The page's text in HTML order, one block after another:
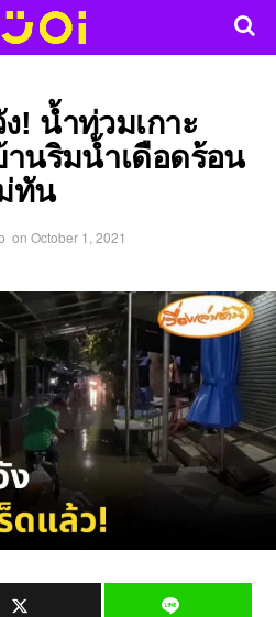
! น้ำท่วมเกาะ
านริมน้ำเดือดร้อน
ทัน
on October 1, 2021